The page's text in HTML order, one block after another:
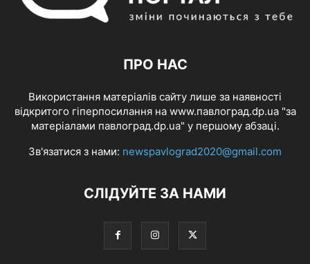
ПРО НАС
Використання матеріалів сайту лише за наявності
відкритого гіперпосилання на www.павлоград.dp.ua "за
матеріалами павлоград.dp.ua" у першому абзаці.
Зв'язатися з нами: newspavlograd2020@gmail.com
СЛІДУЙТЕ ЗА НАМИ